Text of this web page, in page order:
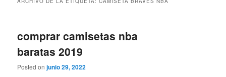
comprar camisetas nba
baratas 2019
Posted onjunio 29, 2022